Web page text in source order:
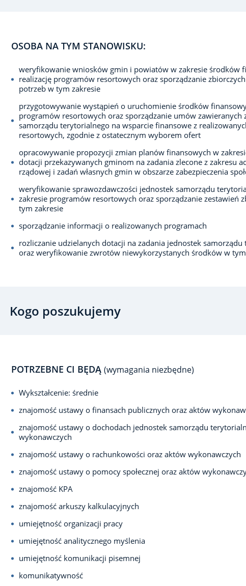
OSOBA NA TYM STANOWISKU:
weryfikowanie wniosków gmin i powiatów w zakresie środków
realizację programów resortowych oraz sporządzanie
potrzeb w tym zakresie
przygotowywanie wystąpień o uruchomienie środków
programów resortowych oraz sporządzanie umów zawieranych
samorządu terytorialnego na wsparcie finansowe z
resortowych, zgodnie z ostatecznym wyborem ofert
opracowywanie propozycji zmian planów finansowych w
dotacji przekazywanych gminom na zadania zlecone z zakresu
rządowej i zadań własnych gmin w obszarze zabezpieczenia
weryfikowanie sprawozdawczości jednostek samorządu
zakresie programów resortowych oraz sporządzanie zestawień
tym zakresie
sporządzanie informacji o realizowanych programach
rozliczanie udzielanych dotacji na zadania jednostek
oraz weryfikowanie zwrotów niewykorzystanych środków w
Kogo poszukujemy
POTRZEBNE CI BĘDĄ (wymagania niezbędne)
Wykształcenie: średnie
znajomość ustawy o finansach publicznych oraz aktów
znajomość ustawy o dochodach jednostek samorządu
wykonawczych
znajomość ustawy o rachunkowości oraz aktów wykonawczych
znajomość ustawy o pomocy społecznej oraz aktów
znajomość KPA
znajomość arkuszy kalkulacyjnych
umiejętność organizacji pracy
umiejętność analitycznego myślenia
umiejętność komunikacji pisemnej
komunikatywność